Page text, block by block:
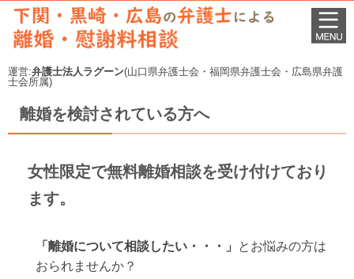
運営:弁護士法人ラグーン(山口県弁護士会・福岡県弁護士会・広島県弁護
士会所属)
離婚を検討されている方へ
女性限定で無料離婚相談を受け付けており
ます。
「離婚について相談したい・・・」
とお悩みの方は
おられませんか？